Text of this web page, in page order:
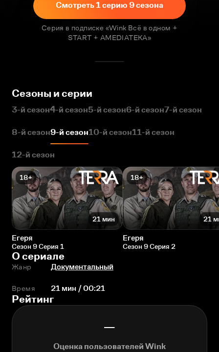
Смотреть 1 серию 9 сезона
Серия в подписке «Wink Всё в одном +
START + AMEDIATEKA»
Сезоны и серии
3-й сезон4-й сезон5-й сезон6-й сезон7-й сезон
8-й сезон9-й сезон10-й сезон11-й сезон
12-й сезон
18+
21 мин
Егеря
Сезон 9 Серия 1
18+
21
Егеря
Сезон 9 Серия 2
О сериале
Жанр Документальный
Время 21 мин / 00:21
Рейтинг
—
Оценка пользователей Wink